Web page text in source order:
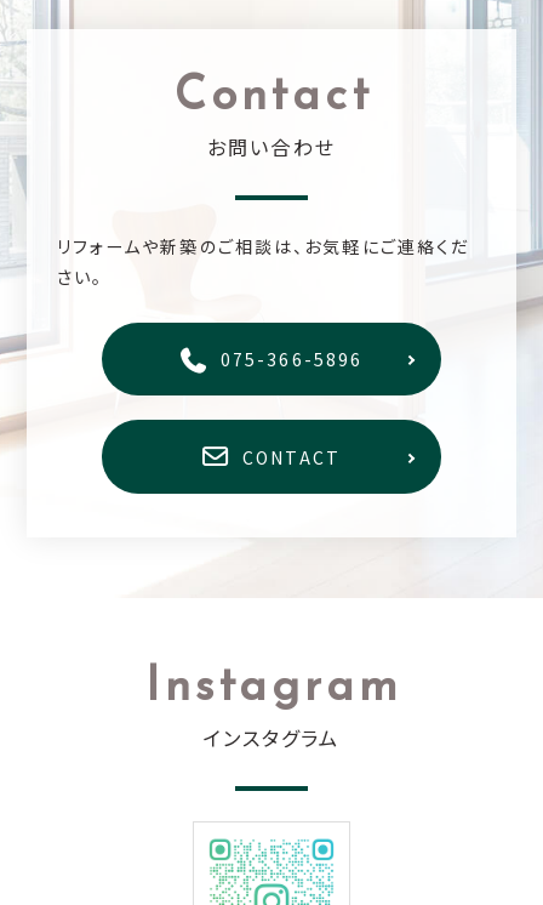
Contact
お問い合わせ
リフォームや新築のご相談は、お気軽にご連絡くだ
さい。
075-366-5896
CONTACT
Instagram
インスタグラム